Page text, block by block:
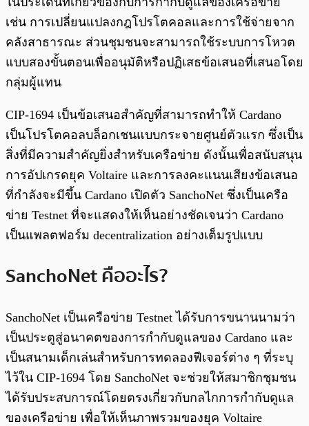
เช่น การเปลี่ยนแปลงกฎโปรโตคอลและการใช้จ่ายจาก
คลังสาธารณะ ส่วนชุมชนจะสามารถใช้ระบบการโหวต
แบบสองขั้นตอนเพื่ออนุมัติหรือปฏิเสธข้อเสนอที่เสนอโดย
กลุ่มผู้แทน
CIP-1694 เป็นข้อเสนอสำคัญที่สามารถทำให้ Cardano
เป็นโปรโตคอลบล็อกเชนแบบกระจายศูนย์ตัวแรก ซึ่งเป็น
สิ่งที่มีความสำคัญยิ่งสำหรับเครือข่าย ดังนั้นเพื่อสนับสนุน
การอัปเกรดยุค Voltaire และการลงคะแนนเสียงข้อเสนอ
ที่กำลังจะมีขึ้น Cardano เปิดตัว SanchoNet ซึ่งเป็นเครือ
ข่าย Testnet ที่จะแสดงให้เห็นอย่างชัดเจนว่า Cardano
เป็นแพลตฟอร์ม decentralization อย่างเต็มรูปแบบ
SanchoNet คืออะไร?
SanchoNet เป็นเครือข่าย Testnet ได้รับการขนานนามว่า
เป็นประตูสู่อนาคตของการกำกับดูแลของ Cardano และ
เป็นสนามเด็กเล่นสำหรับการทดลองฟีเจอร์ต่าง ๆ ที่ระบุ
ไว้ใน CIP-1694 โดย SanchoNet จะช่วยให้สมาชิกชุมชน
ได้รับประสบการณ์โดยตรงเกี่ยวกับกลไกการกำกับดูแล
ของเครือข่าย เพื่อให้เห็นภาพรวมของยุค Voltaire